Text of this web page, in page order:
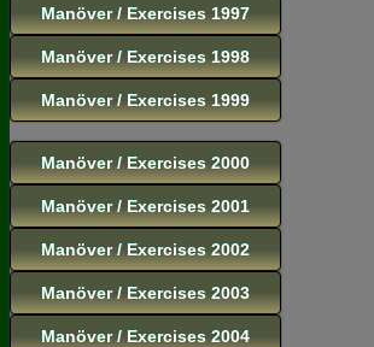
Manöver / Exercises 1997
Manöver / Exercises 1998
Manöver / Exercises 1999
Manöver / Exercises 2000
Manöver / Exercises 2001
Manöver / Exercises 2002
Manöver / Exercises 2003
Manöver / Exercises 2004